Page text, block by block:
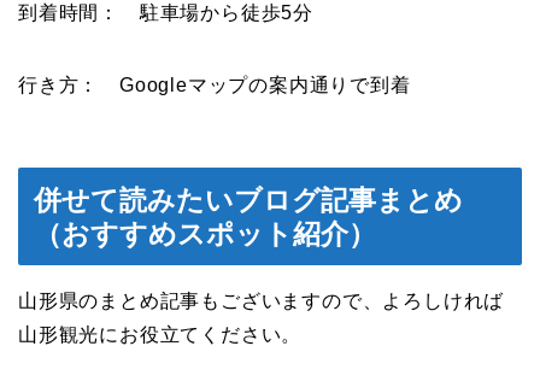
到着時間： 駐車場から徒歩5分
行き方： Googleマップの案内通りで到着
併せて読みたいブログ記事まとめ
（おすすめスポット紹介）
山形県のまとめ記事もございますので、よろしければ
山形観光にお役立てください。